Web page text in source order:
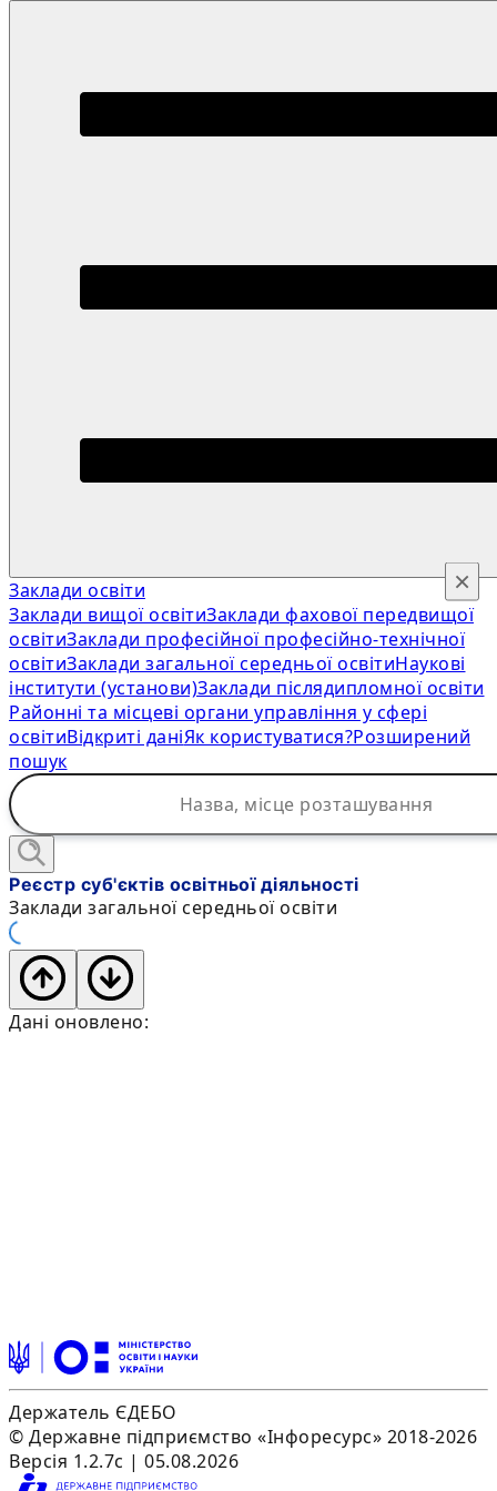
Заклади освіти
Заклади вищої освітиЗаклади фахової передвищої
освітиЗаклади професійної професійно-технічної
освітиЗаклади загальної середньої освітиНаукові
інститути (установи)Заклади післядипломної освіти
Районні та місцеві органи управління у сфері
освітиВідкриті даніЯк користуватися?Розширений
пошук
×
Реєстр суб'єктів освітньої діяльності
Заклади загальної середньої освіти
Дані оновлено:
Держатель ЄДЕБО
© Державне підприємство «Інфоресурс» 2018-2026
Версія 1.2.7c | 05.08.2026